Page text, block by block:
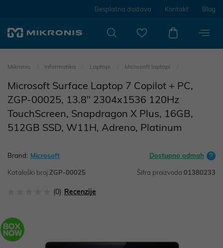
Besplatna dostava Kontakt Blog
Mikronis Informatika Laptopi Microsoft laptopi
Microsoft Surface Laptop 7 Copilot + PC,
ZGP-00025, 13.8" 2304x1536 120Hz
TouchScreen, Snapdragon X Plus, 16GB,
512GB SSD, W11H, Adreno, Platinum
Brand: Microsoft Dostupno odmah
Kataloški broj:ZGP-00025 Šifra proizvoda:01380233
(0) Recenzije